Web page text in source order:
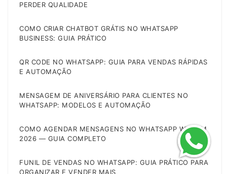
PERDER QUALIDADE
COMO CRIAR CHATBOT GRÁTIS NO WHATSAPP
BUSINESS: GUIA PRÁTICO
QR CODE NO WHATSAPP: GUIA PARA VENDAS RÁPIDAS
E AUTOMAÇÃO
MENSAGEM DE ANIVERSÁRIO PARA CLIENTES NO
WHATSAPP: MODELOS E AUTOMAÇÃO
COMO AGENDAR MENSAGENS NO WHATSAPP WEB EM
2026 — GUIA COMPLETO
FUNIL DE VENDAS NO WHATSAPP: GUIA PRÁTICO PARA
ORGANIZAR E VENDER MAIS